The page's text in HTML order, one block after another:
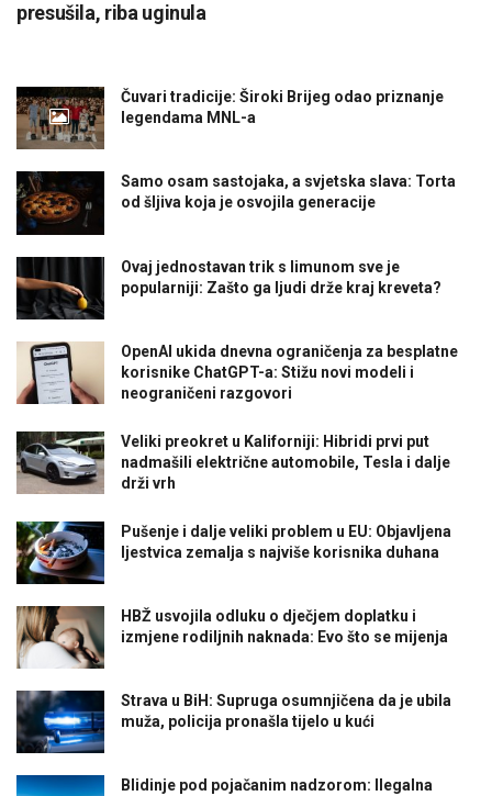
presušila, riba uginula
Čuvari tradicije: Široki Brijeg odao priznanje
legendama MNL-a
Samo osam sastojaka, a svjetska slava: Torta
od šljiva koja je osvojila generacije
Ovaj jednostavan trik s limunom sve je
popularniji: Zašto ga ljudi drže kraj kreveta?
OpenAI ukida dnevna ograničenja za besplatne
korisnike ChatGPT-a: Stižu novi modeli i
neograničeni razgovori
Veliki preokret u Kaliforniji: Hibridi prvi put
nadmašili električne automobile, Tesla i dalje
drži vrh
Pušenje i dalje veliki problem u EU: Objavljena
ljestvica zemalja s najviše korisnika duhana
HBŽ usvojila odluku o dječjem doplatku i
izmjene rodiljnih naknada: Evo što se mijenja
Strava u BiH: Supruga osumnjičena da je ubila
muža, policija pronašla tijelo u kući
Blidinje pod pojačanim nadzorom: Ilegalna